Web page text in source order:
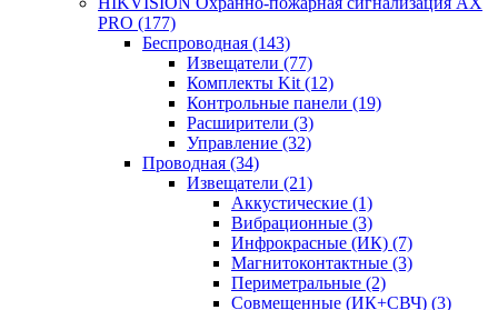
PRO (177)
Беспроводная (143)
Извещатели (77)
Комплекты Kit (12)
Контрольные панели (19)
Расширители (3)
Управление (32)
Проводная (34)
Извещатели (21)
Аккустические (1)
Вибрационные (3)
Инфрокрасные (ИК) (7)
Магнитоконтактные (3)
Периметральные (2)
Совмещенные (ИК+СВЧ) (3)